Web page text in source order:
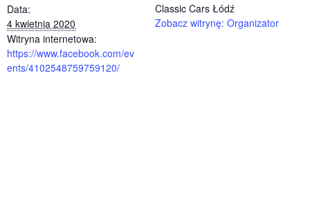
Data:
4 kwietnia 2020
Witryna internetowa:
https://www.facebook.com/ev
ents/4102548759759120/
Classic Cars Łódź
Zobacz witrynę: Organizator